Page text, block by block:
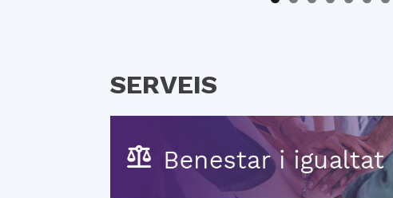
SERVEIS